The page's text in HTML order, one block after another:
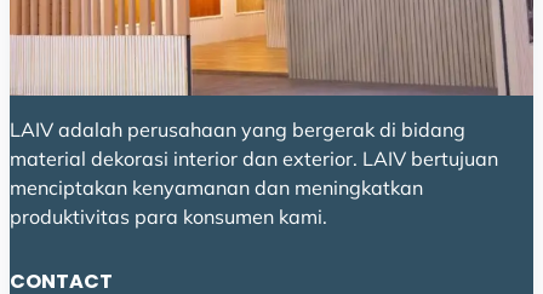
LAIV adalah perusahaan yang bergerak di bidang
material dekorasi interior dan exterior. LAIV bertujuan
menciptakan kenyamanan dan meningkatkan
produktivitas para konsumen kami.
CONTACT